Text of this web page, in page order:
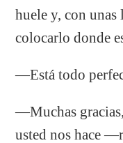
huele y, con
colocarlo donde
—Está todo
—Muchas
usted nos hace